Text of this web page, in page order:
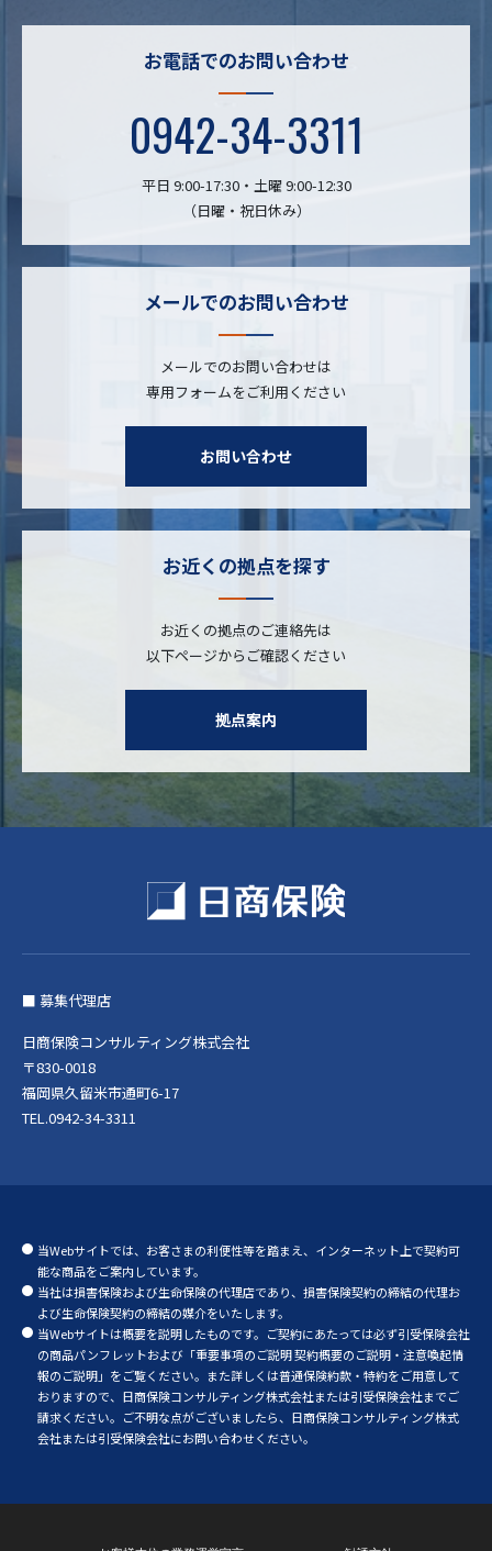
お電話でのお問い合わせ
0942-34-3311
平日 9:00-17:30・土曜 9:00-12:30
（日曜・祝日休み）
メールでのお問い合わせ
メールでのお問い合わせは
専用フォームをご利用ください
お問い合わせ
お近くの拠点を探す
お近くの拠点のご連絡先は
以下ページからご確認ください
拠点案内
■ 募集代理店
日商保険コンサルティング株式会社
〒830-0018
福岡県久留米市通町6-17
TEL.0942-34-3311
当Webサイトでは、お客さまの利便性等を踏まえ、インターネット上で契約可
能な商品をご案内しています。
当社は損害保険および生命保険の代理店であり、損害保険契約の締結の代理お
よび生命保険契約の締結の媒介をいたします。
当Webサイトは概要を説明したものです。ご契約にあたっては必ず引受保険会社
の商品パンフレットおよび「重要事項のご説明 契約概要のご説明・注意喚起情
報のご説明」をご覧ください。また詳しくは普通保険約款・特約をご用意して
おりますので、日商保険コンサルティング株式会社または引受保険会社までご
請求ください。ご不明な点がございましたら、日商保険コンサルティング株式
会社または引受保険会社にお問い合わせください。